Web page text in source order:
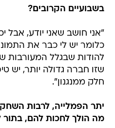
בשבועיים הקרובים?
"אני חושב שאני יודע, אבל
כלומר יש לי כבר את
להודות שבגלל המעורבות
שזו חברה גדולה יותר, יש
חלק ממנגנון".
יתר הפמלייה, לרבות
מה הולך לחכות להם, בתור